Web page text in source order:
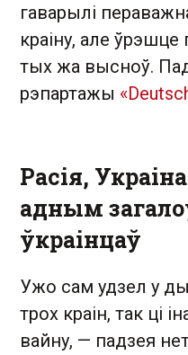
гаварылі
краіну, але ўрэшце
тых жа высноў.
рэпартажы
Расія,
адным
ўкраінцаў
Ужо сам удзел у
трох краін, так ці
вайну, — падзея